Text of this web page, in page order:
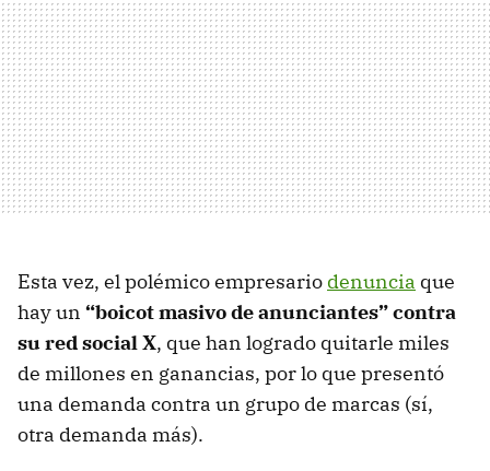
Esta vez, el polémico empresario denuncia que
hay un “boicot masivo de anunciantes” contra
su red social X, que han logrado quitarle miles
de millones en ganancias, por lo que presentó
una demanda contra un grupo de marcas (sí,
otra demanda más).